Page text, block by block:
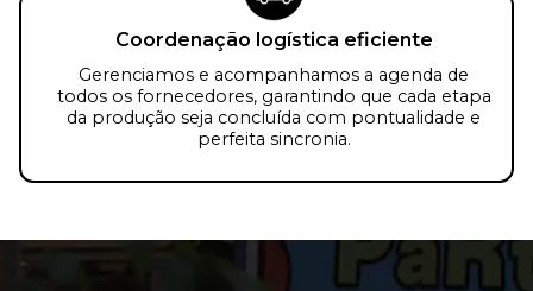
Coordenação logística eficiente
Gerenciamos e acompanhamos a agenda de
todos os fornecedores, garantindo que cada etapa
da produção seja concluída com pontualidade e
perfeita sincronia.